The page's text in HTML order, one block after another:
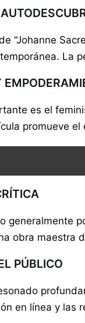
"Johanne
La
es el
promueve
generalmente
obra maestra
PÚBLICO
en línea y las